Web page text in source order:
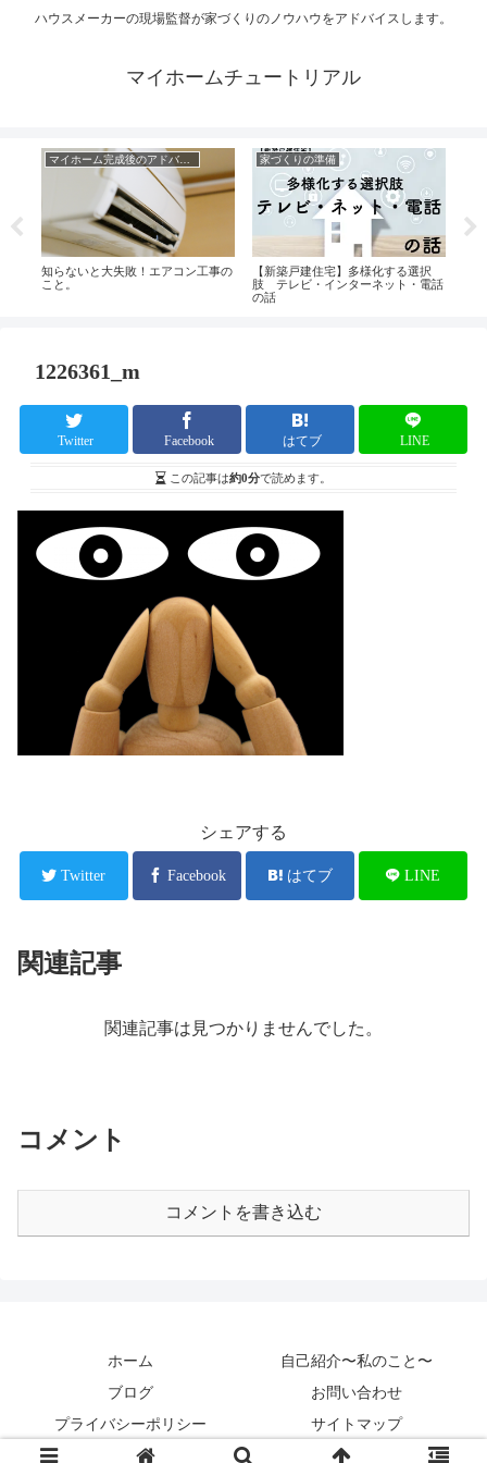
ハウスメーカーの現場監督が家づくりのノウハウをアドバイスします。
マイホームチュートリアル
マイホーム完成後のアドバイス
知らないと大失敗！エアコン工事の
こと。
家づくりの準備
【新築戸建住宅】多様化する選択
肢 テレビ・インターネット・電話
の話
1226361_m
Twitter Facebook はてブ LINE
この記事は約0分で読めます。
シェアする
Twitter Facebook はてブ LINE
関連記事
関連記事は見つかりませんでした。
コメント
コメントを書き込む
ホーム
自己紹介〜私のこと〜
ブログ
お問い合わせ
プライバシーポリシー
サイトマップ